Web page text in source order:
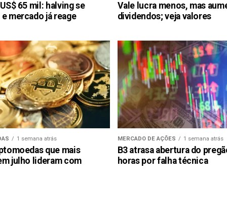
65 mil: halving se
mercado já reage
Vale lucra menos, mas
dividendos; veja valores
1 semana atrás
que mais
julho lideram com
MERCADO DE AÇÕES 1 semana atrás
B3 atrasa abertura do
horas por falha técnica